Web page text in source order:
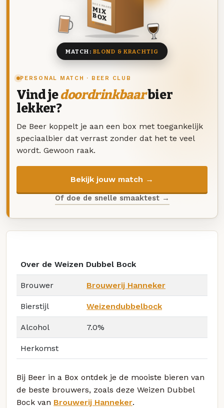
PERSONAL MATCH · BEER CLUB
Vind jedoordrinkbaarbier
lekker?
De Beer koppelt je aan een box met toegankelijk
speciaalbier dat verrast zonder dat het te veel
wordt. Gewoon raak.
Bekijk jouw match →
Of doe de snelle smaaktest →
DEZE MAAND
MIX
BOX
8 BIEREN
MATCH: BLOND & KRACHTIG
Over de Weizen Dubbel Bock
Brouwer Brouwerij Hanneker
Bierstijl Weizendubbelbock
Alcohol 7.0%
Herkomst
Bij Beer in a Box ontdek je de mooiste bieren van
de beste brouwers, zoals deze Weizen Dubbel
Bock van Brouwerij Hanneker.